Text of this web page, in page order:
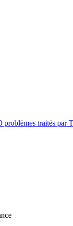
problèmes traités par